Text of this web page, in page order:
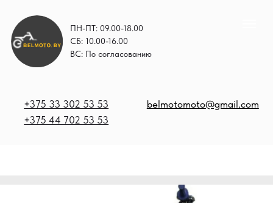
ПН-ПТ: 09.00-18.00
СБ: 10.00-16.00
ВС: По согласованию